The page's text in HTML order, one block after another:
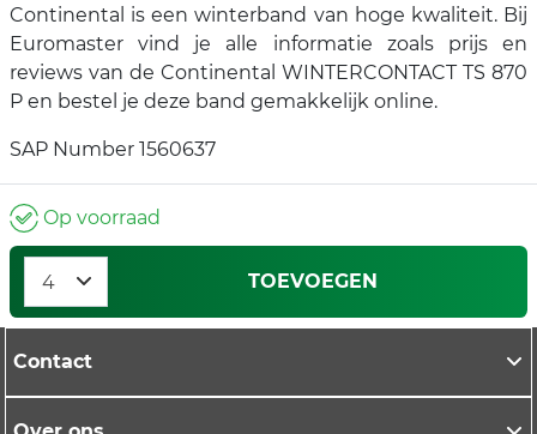
Continental is een winterband van hoge kwaliteit. Bij
Euromaster vind je alle informatie zoals prijs en
reviews van de Continental WINTERCONTACT TS 870
P en bestel je deze band gemakkelijk online.
SAP Number 1560637
Op voorraad
TOEVOEGEN
Contact